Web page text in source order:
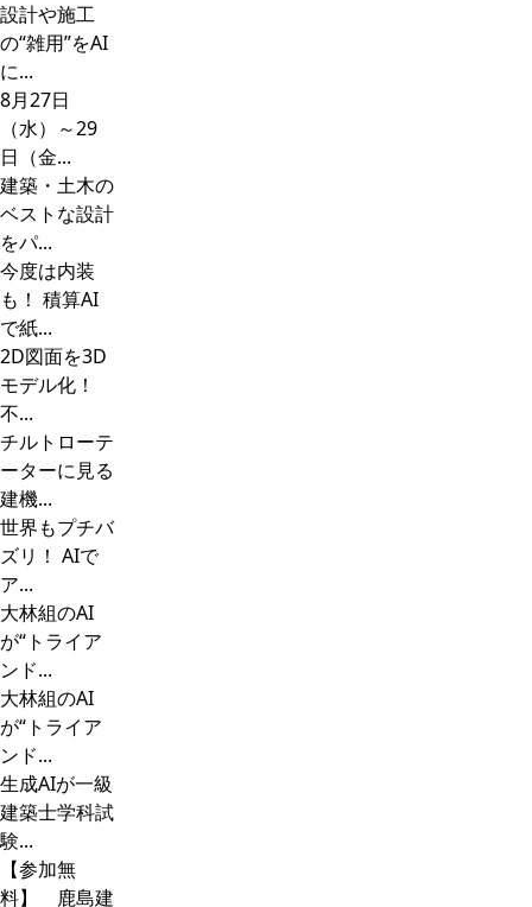
設計や施工
の“雑用”をAI
に...
8月27日
（水）～29
日（金...
建築・土木の
ベストな設計
をパ...
今度は内装
も！ 積算AI
で紙...
2D図面を3D
モデル化！
不...
チルトローテ
ーターに見る
建機...
世界もプチバ
ズリ！ AIで
ア...
大林組のAI
が“トライア
ンド...
大林組のAI
が“トライア
ンド...
生成AIが一級
建築士学科試
験...
【参加無
料】 鹿島建